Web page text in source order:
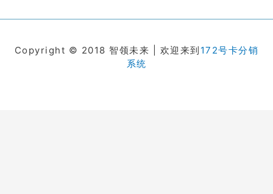
Copyright © 2018 智领未来 | 欢迎来到 172号卡分销
系统